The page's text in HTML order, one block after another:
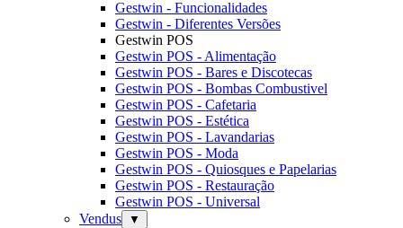
Gestwin - Funcionalidades
Gestwin - Diferentes Versões
Gestwin POS
Gestwin POS - Alimentação
Gestwin POS - Bares e Discotecas
Gestwin POS - Bombas Combustivel
Gestwin POS - Cafetaria
Gestwin POS - Estética
Gestwin POS - Lavandarias
Gestwin POS - Moda
Gestwin POS - Quiosques e Papelarias
Gestwin POS - Restauração
Gestwin POS - Universal
Vendus
▼